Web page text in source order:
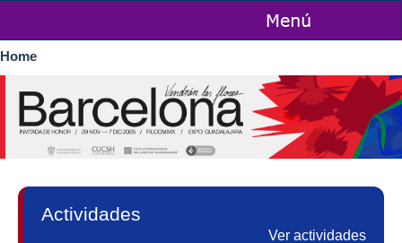
You are here
Home
Actividades
Ver actividades